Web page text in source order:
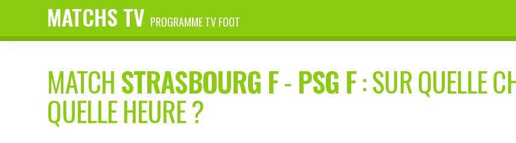
MATCHS TV PROGRAMME TV FOOT
MATCHSTRASBOURG F- PSG F: SUR QUELLE
QUELLE HEURE ?